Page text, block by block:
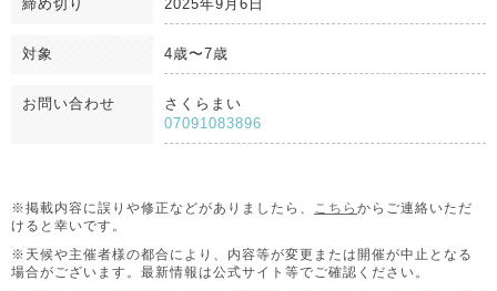
締め切り 2025年9月6日
対象 4歳〜7歳
お問い合わせ
さくらまい
07091083896
※掲載内容に誤りや修正などがありましたら、 こちら からご連絡いただ
けると幸いです。
※天候や主催者様の都合により、内容等が変更または開催が中止となる
場合がございます。 最新情報は公式サイト等でご確認ください。